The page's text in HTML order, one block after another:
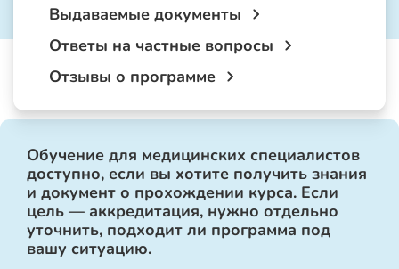
Выдаваемые документы
Ответы на частные вопросы
Отзывы о программе
Обучение для медицинских специалистов
доступно, если вы хотите получить знания
и документ о прохождении курса. Если
цель — аккредитация, нужно отдельно
уточнить, подходит ли программа под
вашу ситуацию.